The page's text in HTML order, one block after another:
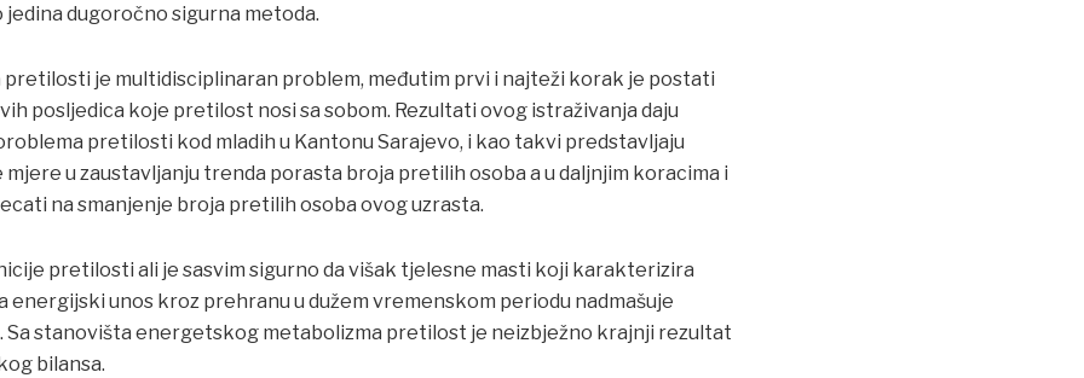
dugoročno sigurna metoda.
pretilosti je multidisciplinaran problem, međutim prvi i najteži korak je postati
posljedica koje pretilost nosi sa sobom. Rezultati ovog istraživanja daju
pretilosti kod mladih u Kantonu Sarajevo, i kao takvi predstavljaju
u zaustavljanju trenda porasta broja pretilih osoba a u daljnjim koracima i
na smanjenje broja pretilih osoba ovog uzrasta.
pretilosti ali je sasvim sigurno da višak tjelesne masti koji karakterizira
unos kroz prehranu u dužem vremenskom periodu nadmašuje
stanovišta energetskog metabolizma pretilost je neizbježno krajnji rezultat
bilansa.